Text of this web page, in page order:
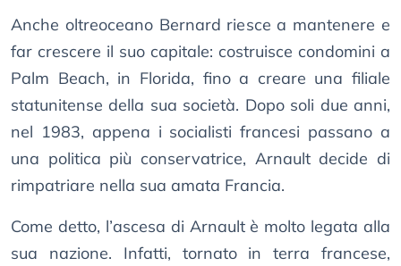
Anche oltreoceano Bernard riesce a mantenere e
far crescere il suo capitale: costruisce condomini a
Palm Beach, in Florida, fino a creare una filiale
statunitense della sua società. Dopo soli due anni,
nel 1983, appena i socialisti francesi passano a
una politica più conservatrice, Arnault decide di
rimpatriare nella sua amata Francia.
Come detto, l’ascesa di Arnault è molto legata alla
sua nazione. Infatti, tornato in terra francese,